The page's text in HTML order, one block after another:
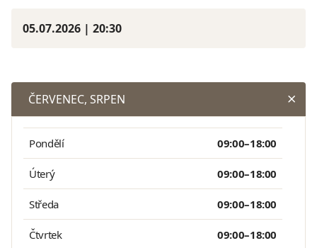
05.07.2026 | 20:30
ČERVENEC, SRPEN
Pondělí 09:00–18:00
Úterý 09:00–18:00
Středa 09:00–18:00
Čtvrtek 09:00–18:00